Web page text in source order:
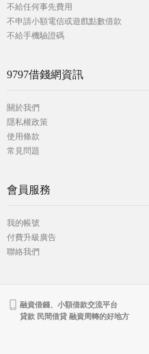
不給任何事先費用
不申請小額電信或遊戲點數借款
不給手機驗證碼
9797借錢網資訊
關於我們
隱私權政策
使用條款
常見問題
會員服務
我的帳號
付費升級廣告
聯絡我們
融資借錢、小額借款交流平台
貸款 民間借貸 融資周轉的好地方